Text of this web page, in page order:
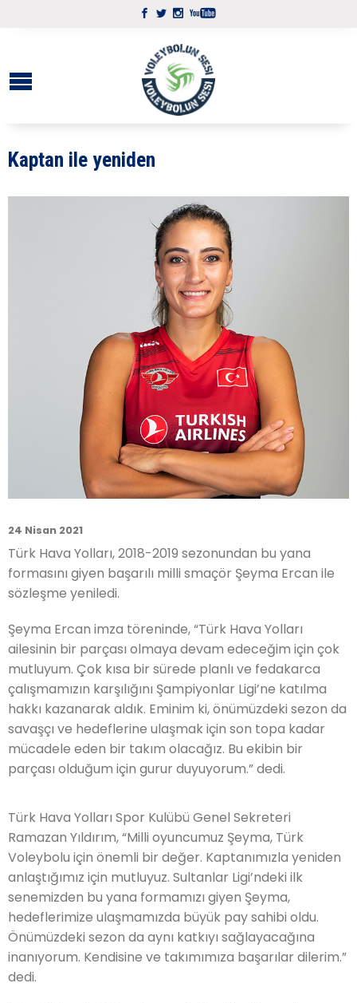
Kaptan ile yeniden
24 Nisan 2021
Türk Hava Yolları, 2018-2019 sezonundan bu yana
formasını giyen başarılı milli smaçör Şeyma Ercan ile
sözleşme yeniledi.
Şeyma Ercan imza töreninde, “Türk Hava Yolları
ailesinin bir parçası olmaya devam edeceğim için çok
mutluyum. Çok kısa bir sürede planlı ve fedakarca
çalışmamızın karşılığını Şampiyonlar Ligi’ne katılma
hakkı kazanarak aldık. Eminim ki, önümüzdeki sezon da
savaşçı ve hedeflerine ulaşmak için son topa kadar
mücadele eden bir takım olacağız. Bu ekibin bir
parçası olduğum için gurur duyuyorum.” dedi.
Türk Hava Yolları Spor Kulübü Genel Sekreteri
Ramazan Yıldırım, “Milli oyuncumuz Şeyma, Türk
Voleybolu için önemli bir değer. Kaptanımızla yeniden
anlaştığımız için mutluyuz. Sultanlar Ligi’ndeki ilk
senemizden bu yana formamızı giyen Şeyma,
hedeflerimize ulaşmamızda büyük pay sahibi oldu.
Önümüzdeki sezon da aynı katkıyı sağlayacağına
inanıyorum. Kendisine ve takımımıza başarılar dilerim.”
dedi.